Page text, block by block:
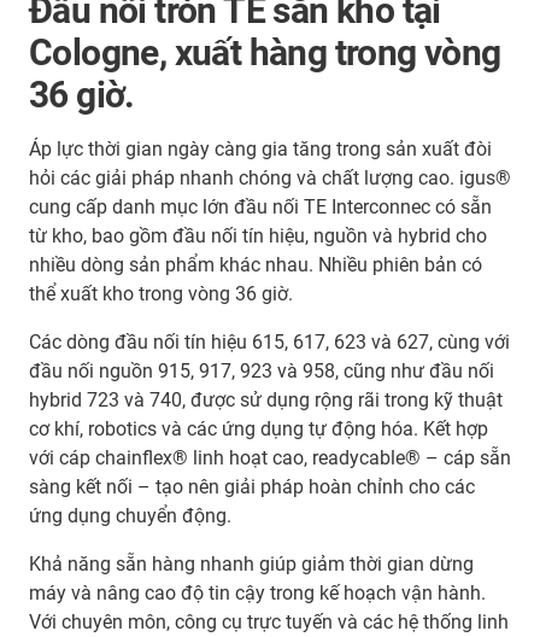
Đầu nối tròn TE sẵn kho tại
Cologne, xuất hàng trong vòng
36 giờ.
Áp lực thời gian ngày càng gia tăng trong sản xuất đòi
hỏi các giải pháp nhanh chóng và chất lượng cao. igus®
cung cấp danh mục lớn đầu nối TE Interconnec có sẵn
từ kho, bao gồm đầu nối tín hiệu, nguồn và hybrid cho
nhiều dòng sản phẩm khác nhau. Nhiều phiên bản có
thể xuất kho trong vòng 36 giờ.
Các dòng đầu nối tín hiệu 615, 617, 623 và 627, cùng với
đầu nối nguồn 915, 917, 923 và 958, cũng như đầu nối
hybrid 723 và 740, được sử dụng rộng rãi trong kỹ thuật
cơ khí, robotics và các ứng dụng tự động hóa. Kết hợp
với cáp chainflex® linh hoạt cao, readycable® – cáp sẵn
sàng kết nối – tạo nên giải pháp hoàn chỉnh cho các
ứng dụng chuyển động.
Khả năng sẵn hàng nhanh giúp giảm thời gian dừng
máy và nâng cao độ tin cậy trong kế hoạch vận hành.
Với chuyên môn, công cụ trực tuyến và các hệ thống linh